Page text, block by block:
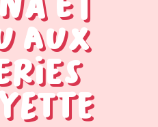
aux